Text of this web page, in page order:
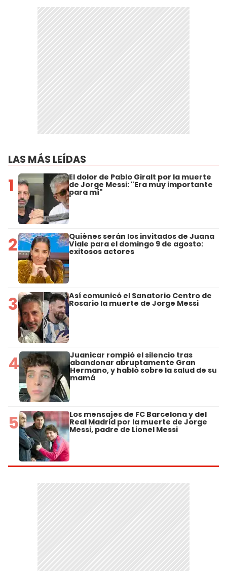
LAS MÁS LEÍDAS
1 El dolor de Pablo Giralt por la muerte
de Jorge Messi: "Era muy importante
para mí"
2 Quiénes serán los invitados de Juana
Viale para el domingo 9 de agosto:
exitosos actores
3 Así comunicó el Sanatorio Centro de
Rosario la muerte de Jorge Messi
4 Juanicar rompió el silencio tras
abandonar abruptamente Gran
Hermano, y habló sobre la salud de su
mamá
5 Los mensajes de FC Barcelona y del
Real Madrid por la muerte de Jorge
Messi, padre de Lionel Messi